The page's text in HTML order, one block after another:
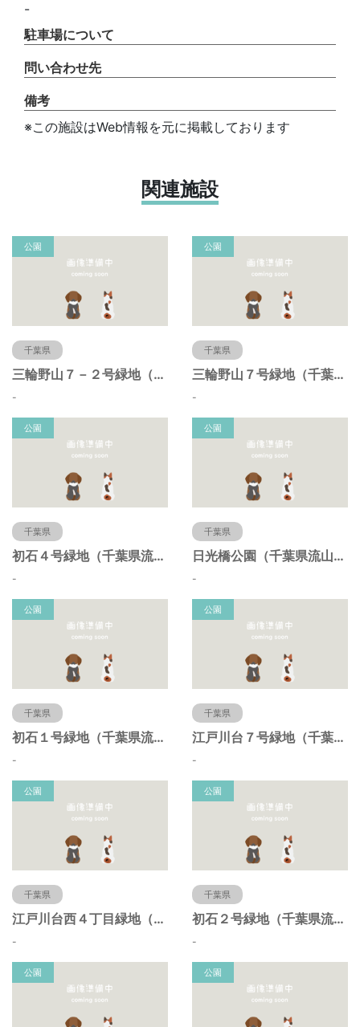
-
駐車場について
問い合わせ先
備考
※この施設はWeb情報を元に掲載しております
関連施設
公園
千葉県
三輪野山７－２号緑地（千葉県流山市）
-
公園
千葉県
三輪野山７号緑地（千葉県流山市）
-
公園
千葉県
初石４号緑地（千葉県流山市）
-
公園
千葉県
日光橋公園（千葉県流山市）
-
公園
千葉県
初石１号緑地（千葉県流山市）
-
公園
千葉県
江戸川台７号緑地（千葉県流山市）
-
公園
千葉県
江戸川台西４丁目緑地（千葉県流山市）
-
公園
千葉県
初石２号緑地（千葉県流山市）
-
公園 公園